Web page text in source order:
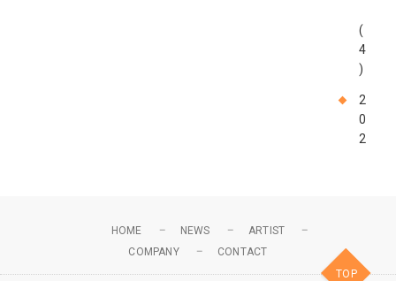
(
4
)
2
0
2
4
HOME NEWS
ARTIST
COMPANY
CONTACT
TOP